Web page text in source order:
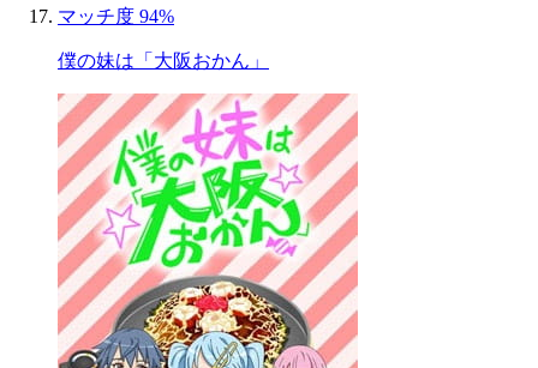
マッチ度 94%
僕の妹は「大阪おかん」